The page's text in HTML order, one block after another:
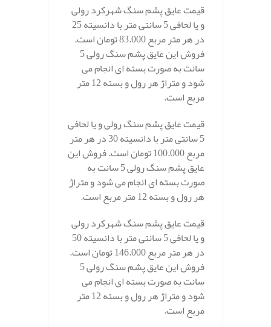
قیمت عایق پشم سنگ شهرکرد رولی
و یا لحافی 5 سانتی متر با دانسیته 25
در هر متر مربع 83.000 تومان است.
فروش این عایق پشم سنگ رولی 5
سانت به صورت بسته ای انجام می
شود و متراژ هر رول و بسته 12 متر
مربع است.
قیمت عایق پشم سنگ رولی و یا لحافی
5 سانتی متر با دانسیته 30 در هر متر
مربع 100.000 تومان است. فروش این
عایق پشم سنگ رولی 5 سانت به
صورت بسته ای انجام می شود و متراژ
هر رول و بسته 12 متر مربع است.
قیمت عایق پشم سنگ شهرکرد رولی
و یا لحافی 5 سانتی متر با دانسیته 50
در هر متر مربع 146.000 تومان است.
فروش این عایق پشم سنگ رولی 5
سانت به صورت بسته ای انجام می
شود و متراژ هر رول و بسته 12 متر
مربع است.